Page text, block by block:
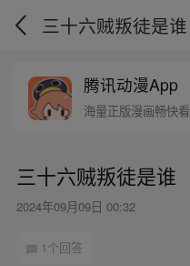
三十六贼叛徒是谁
腾讯动漫App
海量正版漫画畅快看
三十六贼叛徒是谁
2024年09月09日 00:32
1个回答